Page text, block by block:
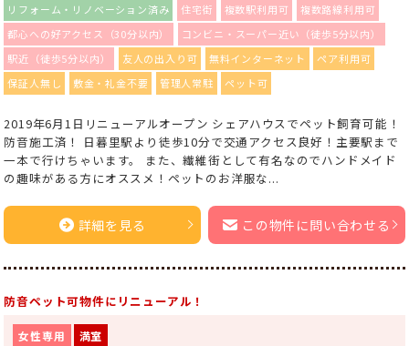
リフォーム・リノベーション済み
住宅街 複数駅利用可
複数路線利用可
都心への好アクセス（30分以内）
コンビニ・スーパー近い（徒歩5分以内）
駅近（徒歩5分以内）
友人の出入り可 無料インターネット
ペア利用可
保証人無し
敷金・礼金不要 管理人常駐 ペット可
2019年6月1日リニューアルオープン シェアハウスでペット飼育可能！
防音施工済！ 日暮里駅より徒歩10分で交通アクセス良好！主要駅まで
一本で行けちゃいます。 また、繊維街として有名なのでハンドメイド
の趣味がある方にオススメ！ペットのお洋服な...
詳細を見る この物件に問い合わせる
防音ペット可物件にリニューアル！
女性専用 満室